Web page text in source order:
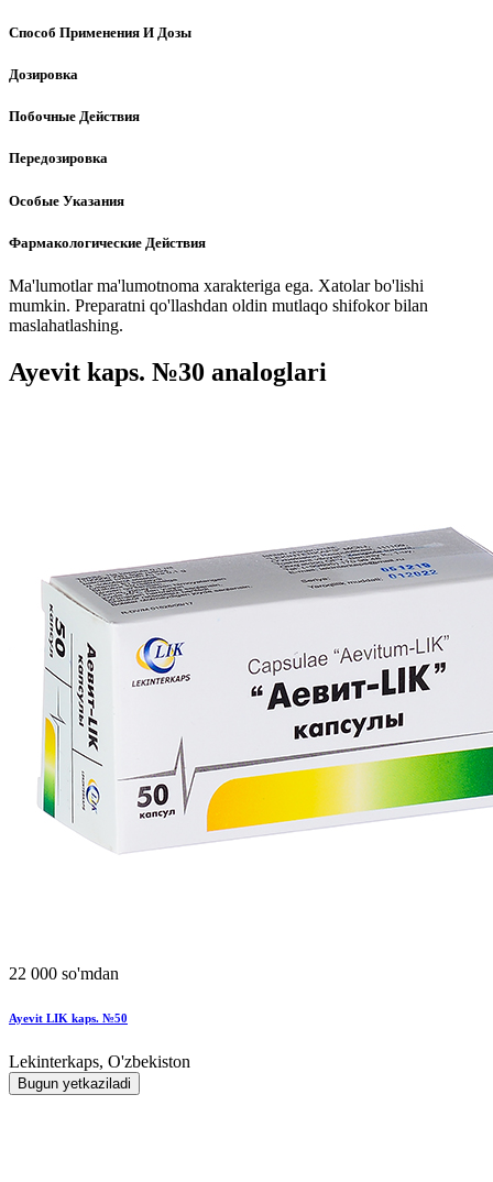
Способ Применения И Дозы
Дозировка
Побочные Действия
Передозировка
Особые Указания
Фармакологические Действия
Ma'lumotlar ma'lumotnoma xarakteriga ega. Xatolar bo'lishi
mumkin. Preparatni qo'llashdan oldin mutlaqo shifokor bilan
maslahatlashing.
Ayevit kaps. №30 analoglari
22 000 so'mdan
Ayevit LIK kaps. №50
Lekinterkaps, O'zbekiston
Bugun yetkaziladi